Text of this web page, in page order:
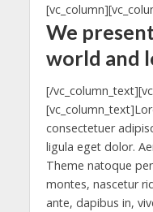
We
world and
[/
consectetuer
ligula eget dolor.
Theme natoque
montes, nascetur
ante, dapibus in,